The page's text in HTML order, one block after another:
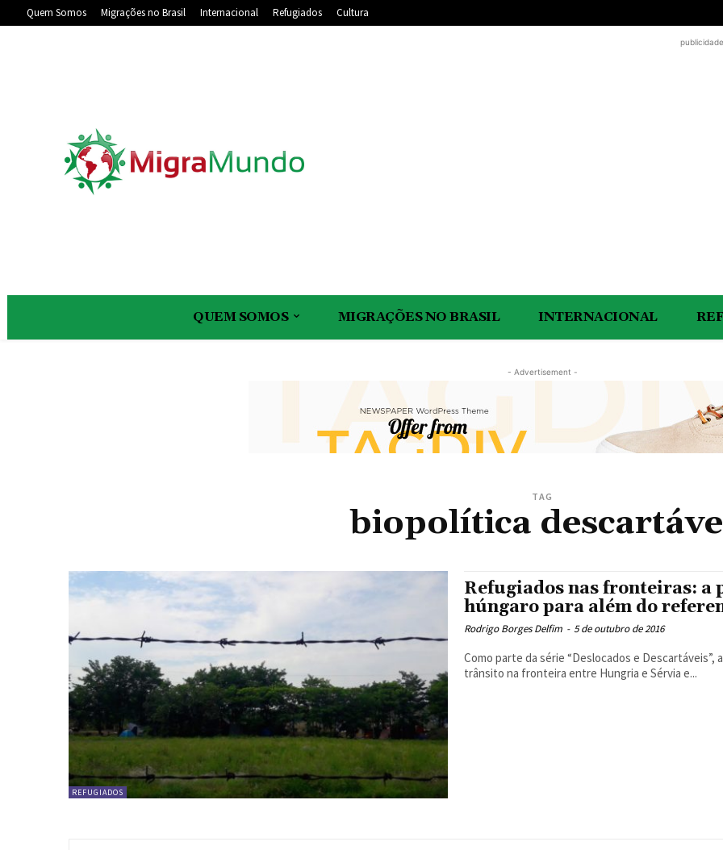
Quem Somos Migrações no Brasil Internacional Refugiados Cultura
QUEM SOMOS MIGRAÇÕES NO BRASIL INTERNACIONAL
- Advertisement -
TAG
biopolítica
REFUGIADOS
Refugiados nas fronteiras:
húngaro para além do
Rodrigo Borges Delfim - 5 de outubro de 2016
Como parte da série “Deslocados e
trânsito na fronteira entre Hungria e Sérvia e...